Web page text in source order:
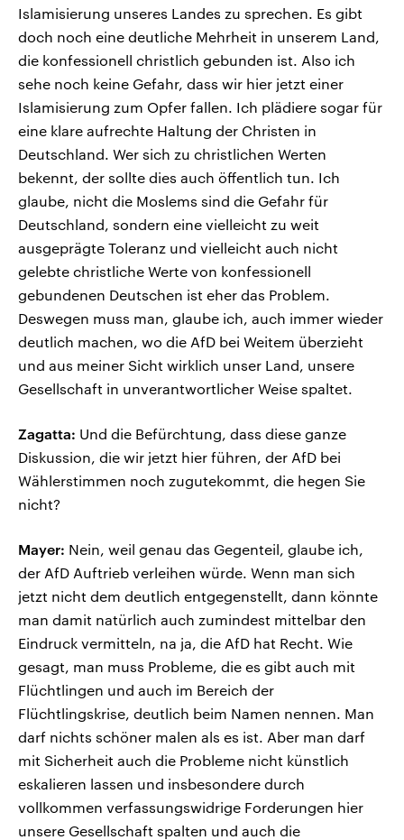
Islamisierung unseres Landes zu sprechen. Es gibt
doch noch eine deutliche Mehrheit in unserem Land,
die konfessionell christlich gebunden ist. Also ich
sehe noch keine Gefahr, dass wir hier jetzt einer
Islamisierung zum Opfer fallen. Ich plädiere sogar für
eine klare aufrechte Haltung der Christen in
Deutschland. Wer sich zu christlichen Werten
bekennt, der sollte dies auch öffentlich tun. Ich
glaube, nicht die Moslems sind die Gefahr für
Deutschland, sondern eine vielleicht zu weit
ausgeprägte Toleranz und vielleicht auch nicht
gelebte christliche Werte von konfessionell
gebundenen Deutschen ist eher das Problem.
Deswegen muss man, glaube ich, auch immer wieder
deutlich machen, wo die AfD bei Weitem überzieht
und aus meiner Sicht wirklich unser Land, unsere
Gesellschaft in unverantwortlicher Weise spaltet.
Zagatta: Und die Befürchtung, dass diese ganze
Diskussion, die wir jetzt hier führen, der AfD bei
Wählerstimmen noch zugutekommt, die hegen Sie
nicht?
Mayer: Nein, weil genau das Gegenteil, glaube ich,
der AfD Auftrieb verleihen würde. Wenn man sich
jetzt nicht dem deutlich entgegenstellt, dann könnte
man damit natürlich auch zumindest mittelbar den
Eindruck vermitteln, na ja, die AfD hat Recht. Wie
gesagt, man muss Probleme, die es gibt auch mit
Flüchtlingen und auch im Bereich der
Flüchtlingskrise, deutlich beim Namen nennen. Man
darf nichts schöner malen als es ist. Aber man darf
mit Sicherheit auch die Probleme nicht künstlich
eskalieren lassen und insbesondere durch
vollkommen verfassungswidrige Forderungen hier
unsere Gesellschaft spalten und auch die